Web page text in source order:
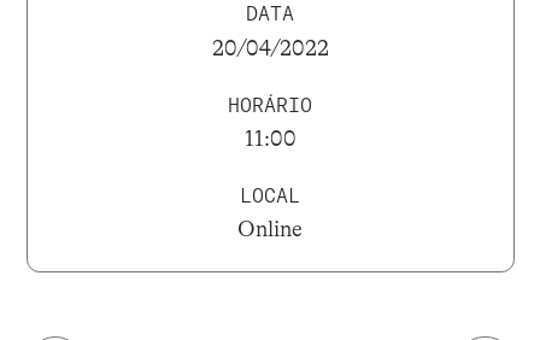
DATA
20/04/2022
HORÁRIO
11:00
LOCAL
Online